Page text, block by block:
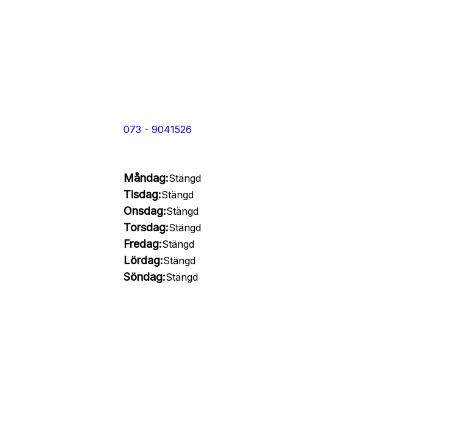
073 - 9041526
Måndag:Stängd
Tisdag:Stängd
Onsdag:Stängd
Torsdag:Stängd
Fredag:Stängd
Lördag:Stängd
Söndag:Stängd